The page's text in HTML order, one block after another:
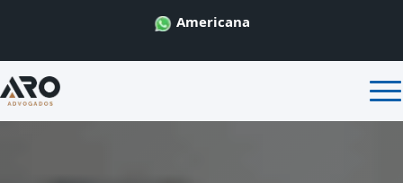
Americana